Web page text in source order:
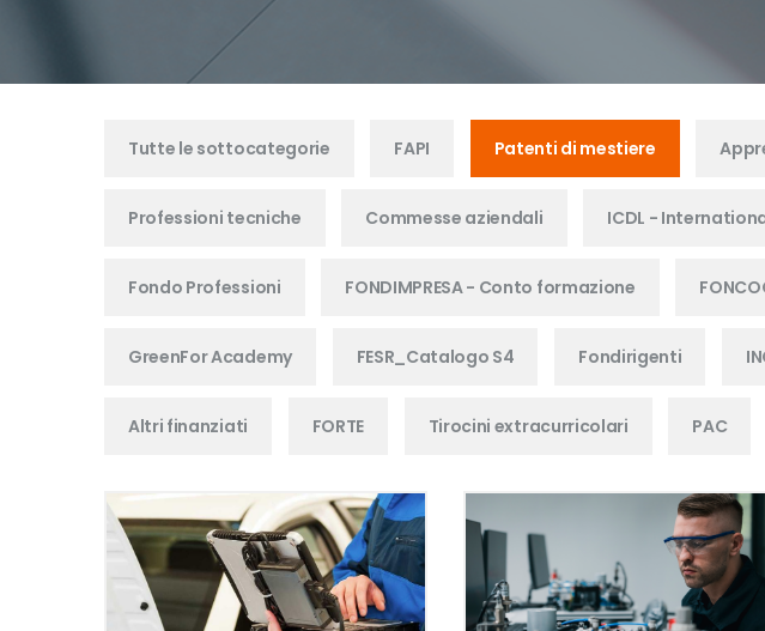
Tutte le sottocategorie FAPI Patenti di mestiere
Professioni tecniche Commesse aziendali ICDL -
Fondo Professioni FONDIMPRESA - Conto formazione
GreenFor Academy FESR_Catalogo S4 Fondirigenti
Altri finanziati FORTE Tirocini extracurricolari PAC